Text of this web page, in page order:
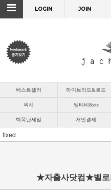
LOGIN JOIN
베스트셀러 하이브리드&로드
픽시 엠티비&etc
핵폭탄세일 개인결제
fixed
★자출사닷컴★벨로